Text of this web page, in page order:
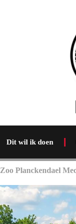
Dit wil ik doen
Zoo Planckendael